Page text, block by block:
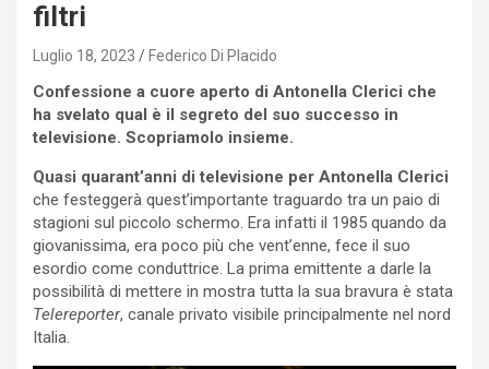
filtri
Luglio 18, 2023 Federico Di Placido
Confessione a cuore aperto di Antonella Clerici che
ha svelato qual è il segreto del suo successo in
televisione. Scopriamolo insieme.
Quasi quarant’anni di televisione per Antonella Clerici
che festeggerà quest’importante traguardo tra un paio di
stagioni sul piccolo schermo. Era infatti il 1985 quando da
giovanissima, era poco più che vent’enne, fece il suo
esordio come conduttrice. La prima emittente a darle la
possibilità di mettere in mostra tutta la sua bravura è stata
Telereporter, canale privato visibile principalmente nel nord
Italia.